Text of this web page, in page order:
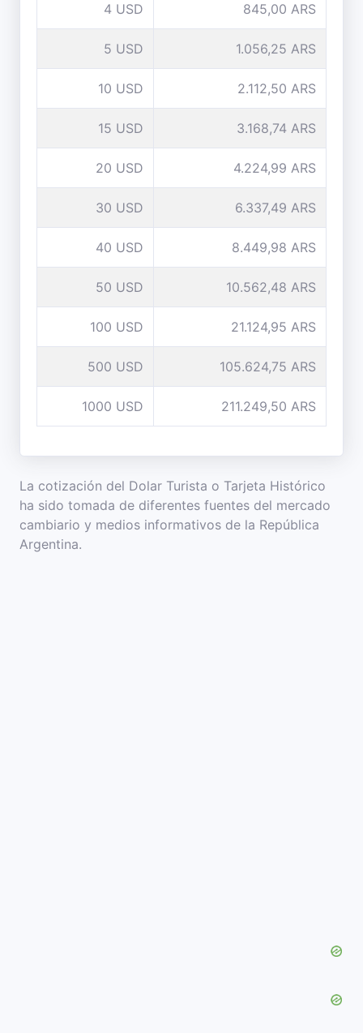
4 USD 845,00 ARS
5 USD 1.056,25 ARS
10 USD 2.112,50 ARS
15 USD 3.168,74 ARS
20 USD 4.224,99 ARS
30 USD 6.337,49 ARS
40 USD 8.449,98 ARS
50 USD 10.562,48 ARS
100 USD 21.124,95 ARS
500 USD 105.624,75 ARS
1000 USD 211.249,50 ARS
La cotización del Dolar Turista o Tarjeta Histórico
ha sido tomada de diferentes fuentes del mercado
cambiario y medios informativos de la República
Argentina.